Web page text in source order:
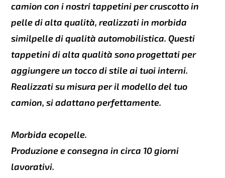
camion con i nostri tappetini per cruscotto in
pelle di alta qualità, realizzati in morbida
similpelle di qualità automobilistica. Questi
tappetini di alta qualità sono progettati per
aggiungere un tocco di stile ai tuoi interni.
Realizzati su misura per il modello del tuo
camion, si adattano perfettamente.
Morbida ecopelle.
Produzione e consegna in circa 10 giorni
lavorativi.